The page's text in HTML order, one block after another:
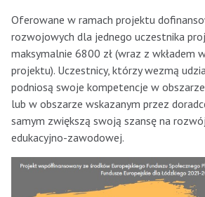
Oferowane w ramach projektu
rozwojowych dla jednego uczestnika
maksymalnie 6800 zł (wraz z wkładem
projektu). Uczestnicy, którzy wezmą
podniosą swoje kompetencje w
lub w obszarze wskazanym przez
samym zwiększą swoją szansę na
edukacyjno-zawodowej.